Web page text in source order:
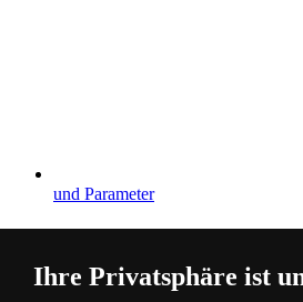
und Parameter
Ihre Privatsphäre ist